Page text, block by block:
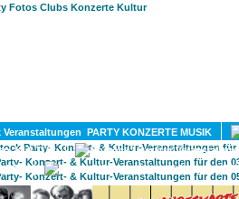
PARTY KONZERTE MUSIK
KULTUR
GAY